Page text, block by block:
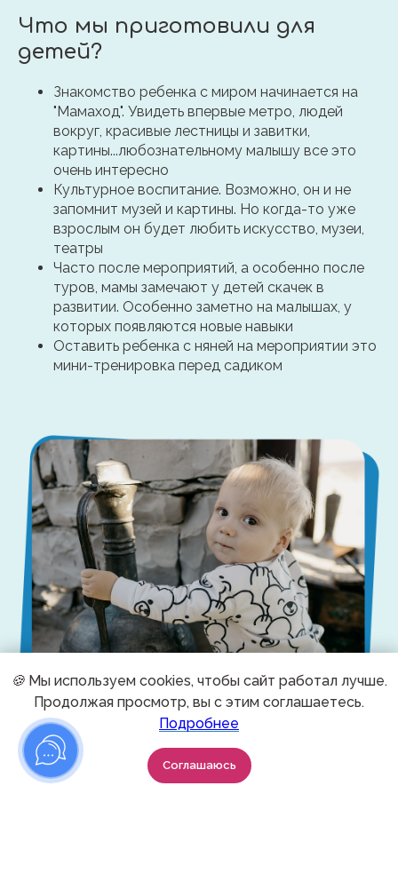
🍪 Мы используем cookies, чтобы сайт работал лучше.
Продолжая просмотр, вы с этим соглашаетесь.
Подробнее
Соглашаюсь
Что мы приготовили для
детей?
Знакомство ребенка с миром начинается на
"Мамаход". Увидеть впервые метро, людей
вокруг, красивые лестницы и завитки,
картины...любознательному малышу все это
очень интересно
Культурное воспитание. Возможно, он и не
запомнит музей и картины. Но когда-то уже
взрослым он будет любить искусство, музеи,
театры
Часто после мероприятий, а особенно после
туров, мамы замечают у детей скачек в
развитии. Особенно заметно на малышах, у
которых появляются новые навыки
Оставить ребенка с няней на мероприятии это
мини-тренировка перед садиком